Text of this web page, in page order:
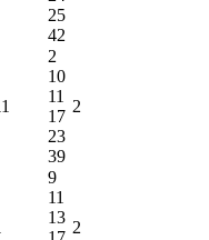
25
42
2
10
11
17
23
39
2
9
11
13
2